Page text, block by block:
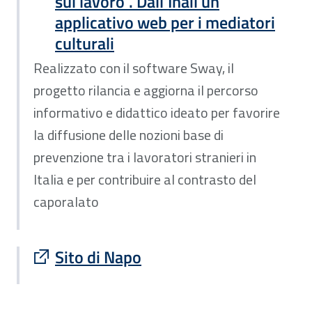
applicativo web per i mediatori
culturali
Realizzato con il software Sway, il
progetto rilancia e aggiorna il percorso
informativo e didattico ideato per favorire
la diffusione delle nozioni base di
prevenzione tra i lavoratori stranieri in
Italia e per contribuire al contrasto del
caporalato
Sito di Napo
Sito esterno : apre una nuova finestra